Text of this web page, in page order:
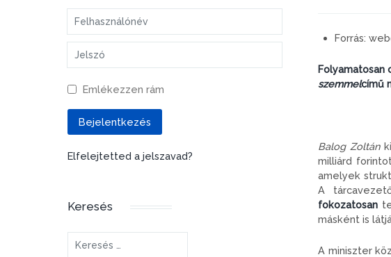
Felhasználónév
Jelszó
Emlékezzen rám
Bejelentkezés
Elfelejtetted a jelszavad?
Keresés
Keresés...
Forrás:
Folyamatosan
szemmelcímű
Balog Zoltán
milliárd
amelyek
A
fokozatosan
másként is
A miniszter